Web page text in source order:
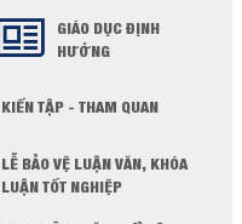
GIÁO DỤC ĐỊNH
HƯỚNG
KIẾN TẬP - THAM QUAN
LỄ BẢO VỆ LUẬN VĂN, KHÓA
LUẬN TỐT NGHIỆP